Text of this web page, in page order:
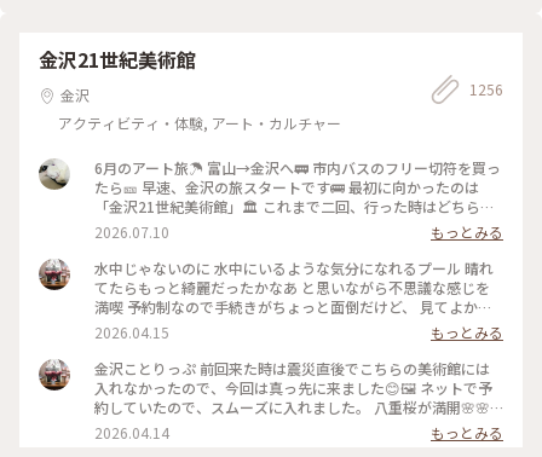
金沢21世紀美術館
金沢
アクティビティ・体験, アート・カルチャー
1256
6月のアート旅☂️ 富山→金沢へ🚃 市内バスのフリー切符を買っ
たら🎫 早速、金沢の旅スタートです🚌 最初に向かったのは
「金沢21世紀美術館」🏛️ これまで二回、行った時はどちらも
休館日😱 今回初めて、あのスイミングプールも見ることが 出
来ました🏊🏊 ただ私は一人(笑)なのでプールに入っても上から
写真は撮れないよね⁉️と、、、 なので上から下の人達を見て楽
しみました😂 修学旅行かな❓の子供達の同行者の様に…🤣 混ま
ないうちにと午前中に来たので そこまで混雑してなくゆっく
紀美術館#スイミングプール #金沢市内バスフリー切符
2026.07.10
もっとみる
水中じゃないのに 水中にいるような気分になれるプール 晴れ
てたらもっと綺麗だったかなあ と思いながら不思議な感じを
満喫 予約制なので手続きがちょっと面倒だけど、 見てよかっ
た #ちいさな列車旅 #金沢#金沢21世紀美術館#プール #現代ア
ート
2026.04.15
もっとみる
金沢ことりっぷ 前回来た時は震災直後でこちらの美術館には
入れなかったので、今回は真っ先に来ました😊🖼️ ネットで予
約していたので、スムーズに入れました。 八重桜が満開🌸🌸
🌸🌸🌸 芝生も綺麗でとても気持ちいい。 フリースペースもた
くさんあるので のんびり楽しめます。 今日は海外からの観光
2026.04.14 もっとみる